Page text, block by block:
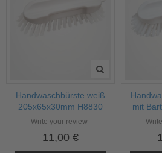
Handwaschbürste weiß
205x65x30mm H8830
Write your review
11,00 €
mit